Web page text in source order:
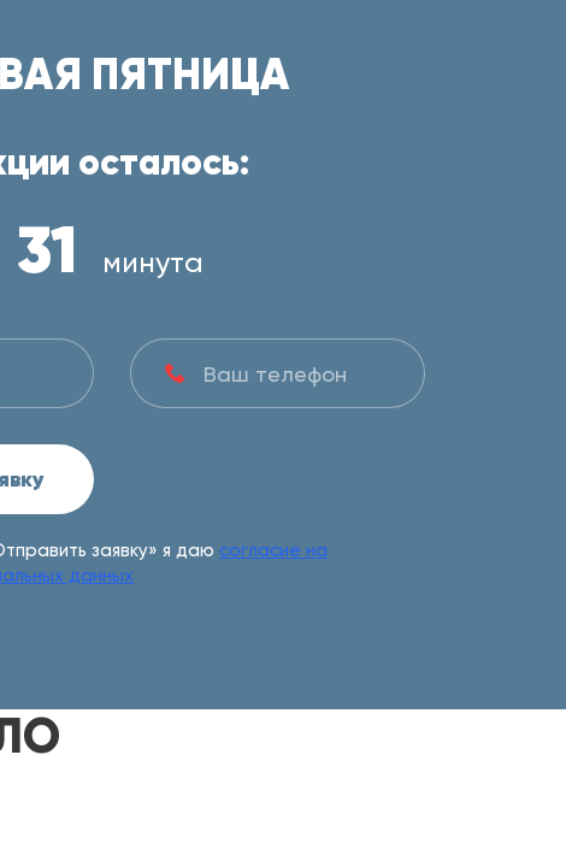
ПЯТНИЦА
осталось:
31 минута
заявку» я даю согласие на
данных